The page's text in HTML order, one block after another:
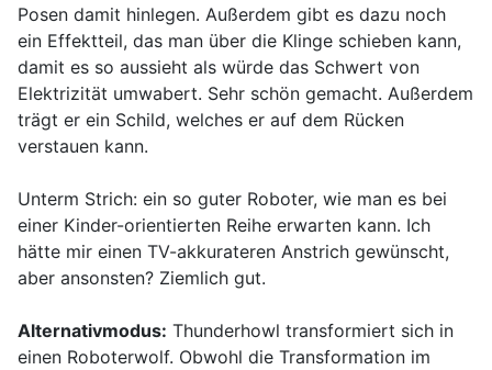
Posen damit hinlegen. Außerdem gibt es dazu noch
ein Effektteil, das man über die Klinge schieben kann,
damit es so aussieht als würde das Schwert von
Elektrizität umwabert. Sehr schön gemacht. Außerdem
trägt er ein Schild, welches er auf dem Rücken
verstauen kann.
Unterm Strich: ein so guter Roboter, wie man es bei
einer Kinder-orientierten Reihe erwarten kann. Ich
hätte mir einen TV-akkurateren Anstrich gewünscht,
aber ansonsten? Ziemlich gut.
Alternativmodus: Thunderhowl transformiert sich in
einen Roboterwolf. Obwohl die Transformation im